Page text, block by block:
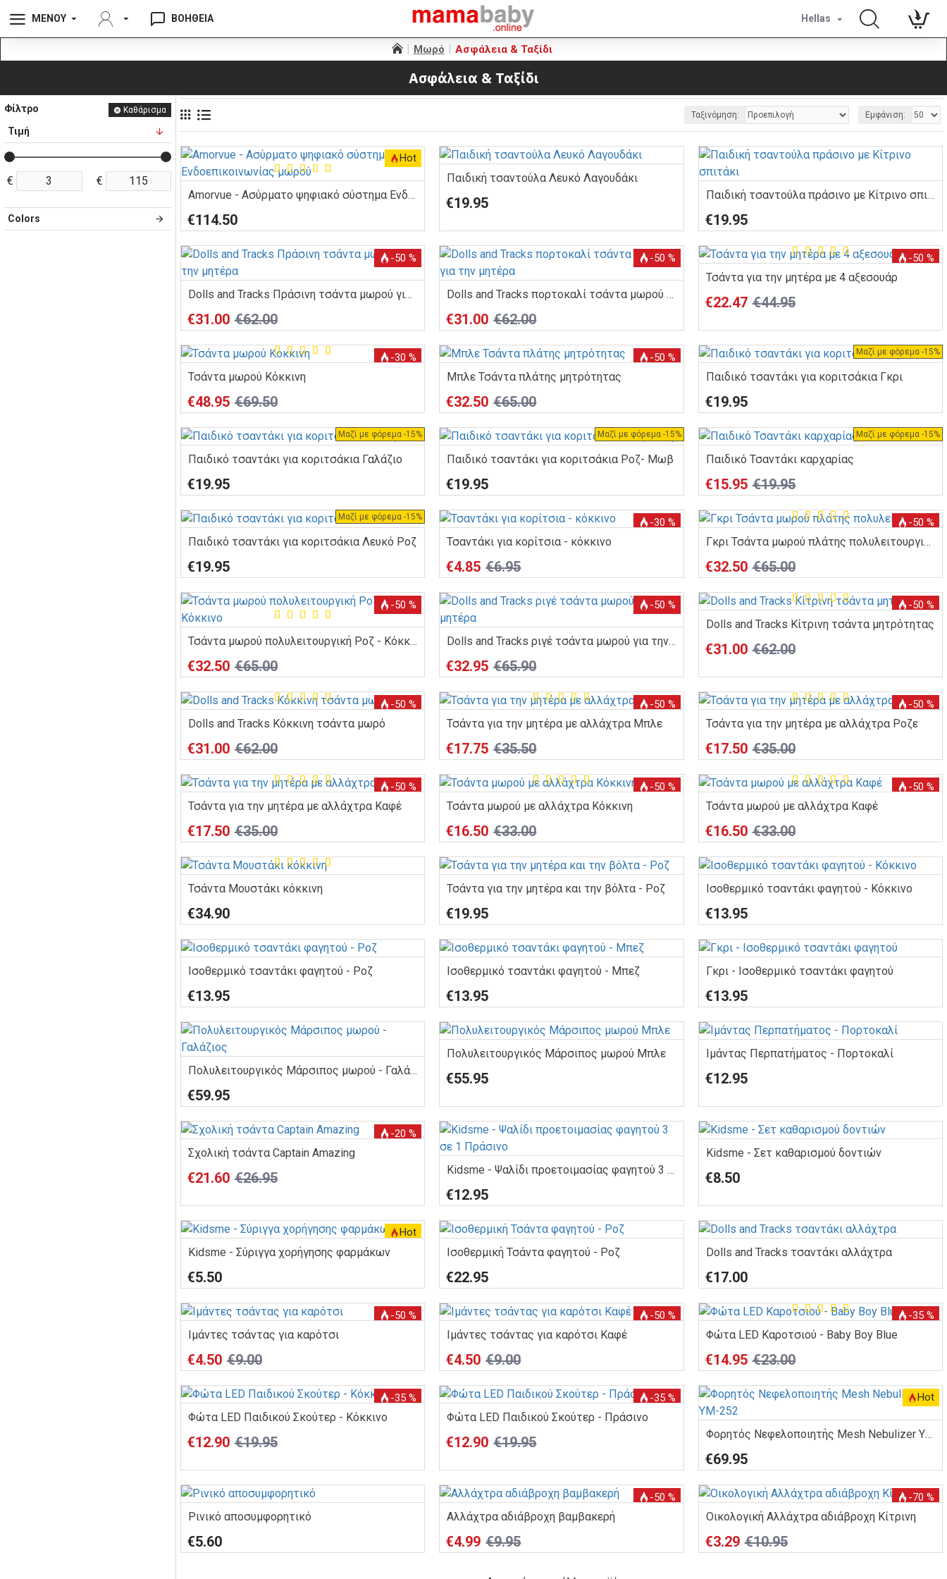
ΜΕΝΟΥ ΒΟΗΘΕΙΑ Hellas
Μωρό Ασφάλεια & Ταξίδι
Ασφάλεια & Ταξίδι
Φίλτρο Καθάρισμα
Τιμή
€ €
Colors
Ταξινόμηση: Εμφάνιση:
Hot
Amorvue - Ασύρματο ψηφιακό σύστημα Ενδοεπικοινωνίας μωρού
€114.50
Παιδική τσαντούλα Λευκό Λαγουδάκι
€19.95 Παιδική τσαντούλα πράσινο με Κίτρινο σπιτάκι
€19.95
-50 %
Dolls and Tracks Πράσινη τσάντα μωρού για την μητέρα
€31.00 €62.00
-50 %
Dolls and Tracks πορτοκαλί τσάντα μωρού για την μητέρα
€31.00 €62.00
-50 %
Τσάντα για την μητέρα με 4 αξεσουάρ
€22.47 €44.95
-30 %
Τσάντα μωρού Κόκκινη
€48.95 €69.50
-50 %
Μπλε Τσάντα πλάτης μητρότητας
€32.50 €65.00
Μαζί με φόρεμα -15%
Παιδικό τσαντάκι για κοριτσάκια Γκρι
€19.95
Μαζί με φόρεμα -15%
Παιδικό τσαντάκι για κοριτσάκια Γαλάζιο
€19.95
Μαζί με φόρεμα -15%
Παιδικό τσαντάκι για κοριτσάκια Ροζ- Μωβ
€19.95
Μαζί με φόρεμα -15%
Παιδικό Τσαντάκι καρχαρίας
€15.95 €19.95
Μαζί με φόρεμα -15%
Παιδικό τσαντάκι για κοριτσάκια Λευκό Ροζ
€19.95
-30 %
Τσαντάκι για κορίτσια - κόκκινο
€4.85 €6.95
-50 %
Γκρι Τσάντα μωρού πλάτης πολυλειτουργική
€32.50 €65.00
-50 %
Τσάντα μωρού πολυλειτουργική Ροζ - Κόκκινο
€32.50 €65.00
-50 %
Dolls and Tracks ριγέ τσάντα μωρού για την μητέρα
€32.95 €65.90
-50 %
Dolls and Tracks Κίτρινη τσάντα μητρότητας
€31.00 €62.00
-50 %
Dolls and Tracks Κόκκινη τσάντα μωρό
€31.00 €62.00
-50 %
Τσάντα για την μητέρα με αλλάχτρα Μπλε
€17.75 €35.50
-50 %
Τσάντα για την μητέρα με αλλάχτρα Ροζε
€17.50 €35.00
-50 %
Τσάντα για την μητέρα με αλλάχτρα Καφέ
€17.50 €35.00
-50 %
Τσάντα μωρού με αλλάχτρα Κόκκινη
€16.50 €33.00
-50 %
Τσάντα μωρού με αλλάχτρα Καφέ
€16.50 €33.00
Τσάντα Μουστάκι κόκκινη
€34.90
Τσάντα για την μητέρα και την βόλτα - Ροζ
€19.95
Ισοθερμικό τσαντάκι φαγητού - Κόκκινο
€13.95
Ισοθερμικό τσαντάκι φαγητού - Ροζ
€13.95
Ισοθερμικό τσαντάκι φαγητού - Μπεζ
€13.95
Γκρι - Ισοθερμικό τσαντάκι φαγητού
€13.95
Πολυλειτουργικός Μάρσιπος μωρού - Γαλάζιος
€59.95
Πολυλειτουργικός Μάρσιπος μωρού Μπλε
€55.95
Ιμάντας Περπατήματος - Πορτοκαλί
€12.95
-20 %
Σχολική τσάντα Captain Amazing
€21.60 €26.95 Kidsme - Ψαλίδι προετοιμασίας φαγητού 3 σε 1 Πράσινο
€12.95
Kidsme - Σετ καθαρισμού δοντιών
€8.50
Hot
Kidsme - Σύριγγα χορήγησης φαρμάκων
€5.50
Ισοθερμική Τσάντα φαγητού - Ροζ
€22.95
Dolls and Tracks τσαντάκι αλλάχτρα
€17.00
-50 %
Ιμάντες τσάντας για καρότσι
€4.50 €9.00
-50 %
Ιμάντες τσάντας για καρότσι Καφέ
€4.50 €9.00
-35 %
Φώτα LED Καροτσιού - Baby Boy Blue
€14.95 €23.00
-35 %
Φώτα LED Παιδικού Σκούτερ - Κόκκινο
€12.90 €19.95
-35 %
Φώτα LED Παιδικού Σκούτερ - Πράσινο
€12.90 €19.95
Hot
Φορητός Νεφελοποιητής Mesh Nebulizer YM-252
€69.95
Ρινικό αποσυμφορητικό
€5.60
-50 %
Αλλάχτρα αδιάβροχη βαμβακερή
€4.99 €9.95
-70 %
Οικολογική Αλλάχτρα αδιάβροχη Κίτρινη
€3.29 €10.95